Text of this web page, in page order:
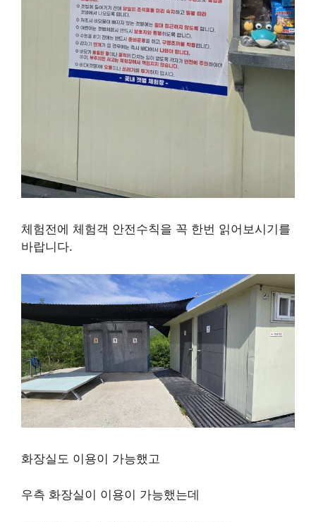
체험전에 체험객 안전수칙을 꼭 한번 읽어보시기를
바랍니다.
화장실도 이용이 가능했고
우측 화장실이 이용이 가능했는데